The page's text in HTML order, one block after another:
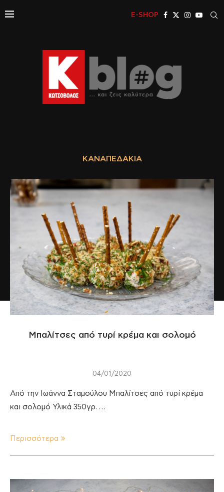
E-SHOP
ΚΑΝΑΠΕΔΆΚΙΑ
Μπαλίτσες από τυρί κρέμα και σολομό
04/01/2020
Από την Ιωάννα Σταμούλου Μπαλίτσες από τυρί κρέμα
και σολομό Υλικά 350γρ. …
Περισσότερα